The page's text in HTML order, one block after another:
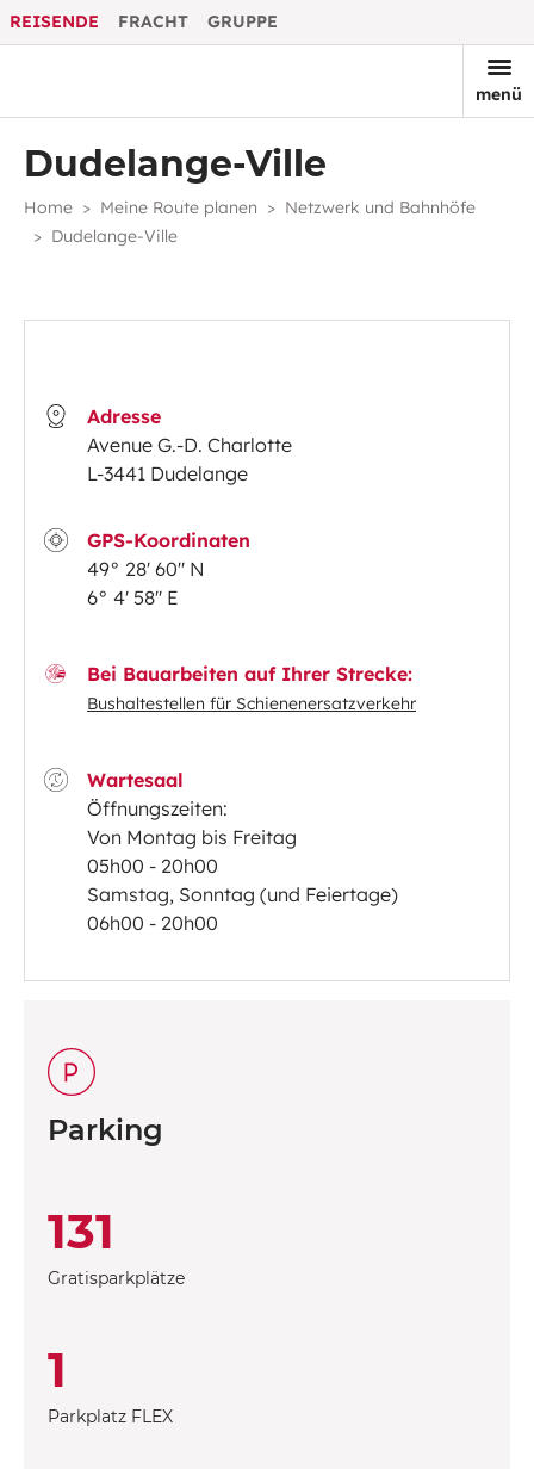
REISENDE FRACHT GRUPPE
menü
Dudelange-Ville
Home Meine Route planen
Netzwerk und Bahnhöfe
Dudelange-Ville
Adresse
Avenue G.-D. Charlotte
L-3441 Dudelange
GPS-Koordinaten
49° 28' 60'' N
6° 4' 58'' E
Bei Bauarbeiten auf Ihrer Strecke:
Bushaltestellen für Schienenersatzverkehr
Wartesaal
Öffnungszeiten:
Von Montag bis Freitag
05h00 - 20h00
Samstag, Sonntag (und Feiertage)
06h00 - 20h00
Parking
131
Gratisparkplätze
1
Parkplatz FLEX